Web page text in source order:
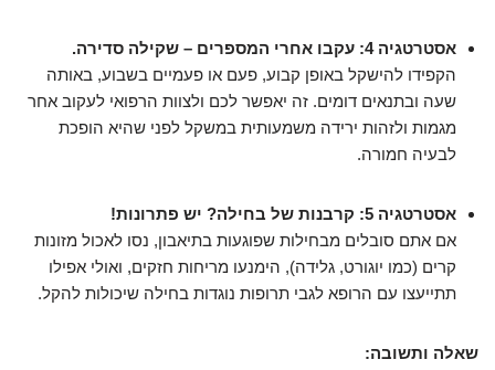
אסטרטגיה 4: עקבו אחרי המספרים – שקילה סדירה.
הקפידו להישקל באופן קבוע, פעם או פעמיים בשבוע, באותה
שעה ובתנאים דומים. זה יאפשר לכם ולצוות הרפואי לעקוב אחר
מגמות ולזהות ירידה משמעותית במשקל לפני שהיא הופכת
לבעיה חמורה.
אסטרטגיה 5: קרבנות של בחילה? יש פתרונות!
אם אתם סובלים מבחילות שפוגעות בתיאבון, נסו לאכול מזונות
קרים (כמו יוגורט, גלידה), הימנעו מריחות חזקים, ואולי אפילו
תתייעצו עם הרופא לגבי תרופות נוגדות בחילה שיכולות להקל.
שאלה ותשובה: